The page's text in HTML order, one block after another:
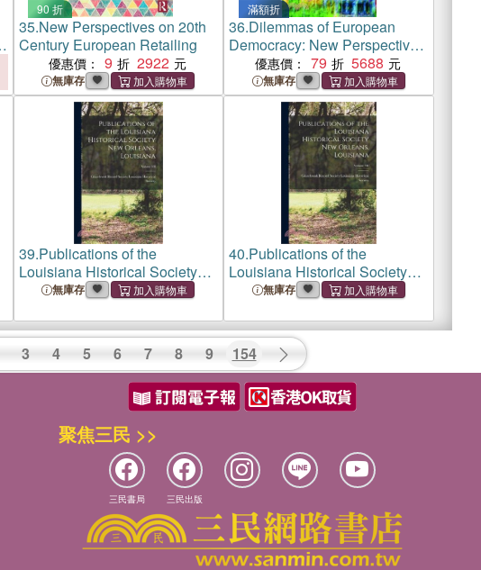
90 折
35.New Perspectives on 20th
Century European Retailing
優惠價： 9 2922
無庫存
滿額折
36.Dilemmas of European
Democracy: New Perspectives
on Democratic Politics in the
European Union
優惠價： 79 5688
無庫存
39.Publications of the
Louisiana Historical Society
New Orleans, Louisiana;
無庫存
40.Publications of the
Louisiana Historical Society
New Orleans, Louisiana;
無庫存
3 4 5 6 7 8 9 154
聚焦三民 >>
三民書局 三民出版